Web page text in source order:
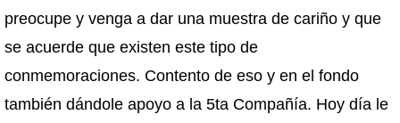
preocupe y venga a dar una muestra de cariño y que
se acuerde que existen este tipo de
conmemoraciones. Contento de eso y en el fondo
también dándole apoyo a la 5ta Compañía. Hoy día le